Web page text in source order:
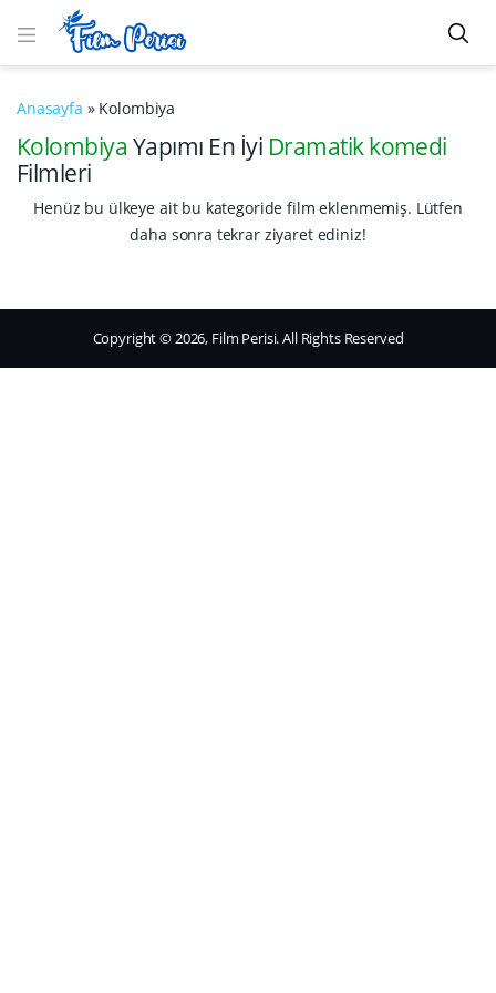
Anasayfa » Kolombiya
Kolombiya Yapımı En İyi Dramatik komedi
Filmleri
Henüz bu ülkeye ait bu kategoride film eklenmemiş. Lütfen
daha sonra tekrar ziyaret ediniz!
Copyright © 2026, Film Perisi. All Rights Reserved